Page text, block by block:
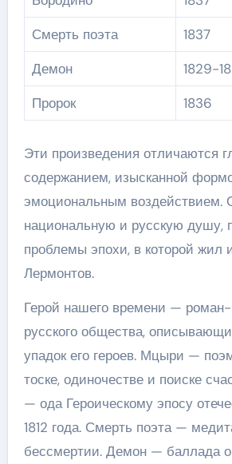
Смерть поэта
1837
Демон
1829-
Пророк
1836
Эти произведения отличаются
содержанием, изысканной
эмоциональным воздействием.
национальную и русскую душу,
проблемы эпохи, в которой жил
Лермонтов.
Герой нашего времени — роман-
русского общества,
упадок его героев. Мцыри —
тоске, одиночестве и поиске
— ода Героическому эпосу
1812 года. Смерть поэта —
бессмертии. Демон — баллада